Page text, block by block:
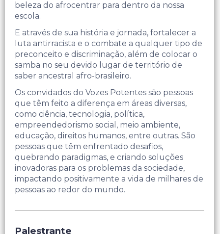
beleza do afrocentrar para dentro da nossa
escola.
E através de sua história e jornada, fortalecer a
luta antirracista e o combate a qualquer tipo de
preconceito e discriminação, além de colocar o
samba no seu devido lugar de território de
saber ancestral afro-brasileiro.
Os convidados do Vozes Potentes são pessoas
que têm feito a diferença em áreas diversas,
como ciência, tecnologia, política,
empreendedorismo social, meio ambiente,
educação, direitos humanos, entre outras. São
pessoas que têm enfrentado desafios,
quebrando paradigmas, e criando soluções
inovadoras para os problemas da sociedade,
impactando positivamente a vida de milhares de
pessoas ao redor do mundo.
Palestrante